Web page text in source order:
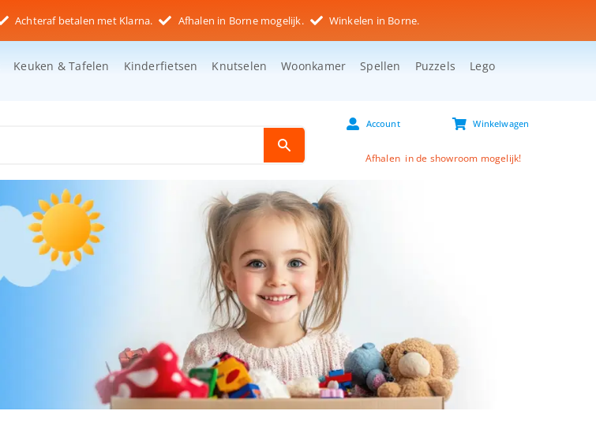
Achteraf betalen met Klarna. Afhalen in Borne mogelijk. Winkelen in Borne.
Keuken & Tafelen Kinderfietsen Knutselen Woonkamer Spellen Puzzels Lego
Account Winkelwagen
Afhalen in de showroom mogelijk!